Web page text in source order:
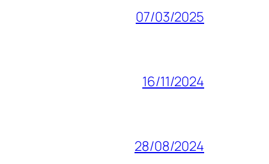
07/03/2025
16/11/2024
28/08/2024